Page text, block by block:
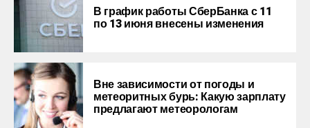
В график работы СберБанка с 11
по 13 июня внесены изменения
Вне зависимости от погоды и
метеоритных бурь: Какую зарплату
предлагают метеорологам